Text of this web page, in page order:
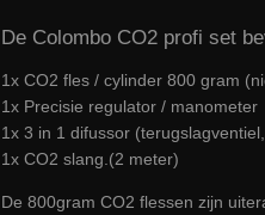
De Colombo CO2 profi set
1x CO2 fles / cylinder 800 gram
1x Precisie regulator / manometer
1x 3 in 1 difussor
1x CO2 slang.(2 meter)
De 800gram CO2 flessen zijn